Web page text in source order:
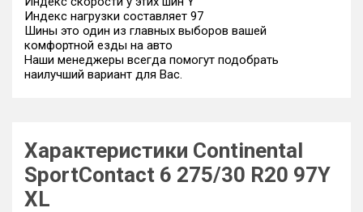
Индекс нагрузки составляет 97
Шины это один из главных выборов вашей
комфортной езды на авто
Наши менеджеры всегда помогут подобрать
наилучший вариант для Вас.
Характеристики Continental
SportContact 6 275/30 R20 97Y
XL